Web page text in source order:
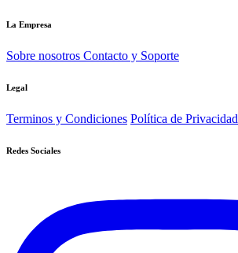
La Empresa
Sobre nosotros Contacto y Soporte
Legal
Terminos y Condiciones Política de Privacidad
Redes Sociales